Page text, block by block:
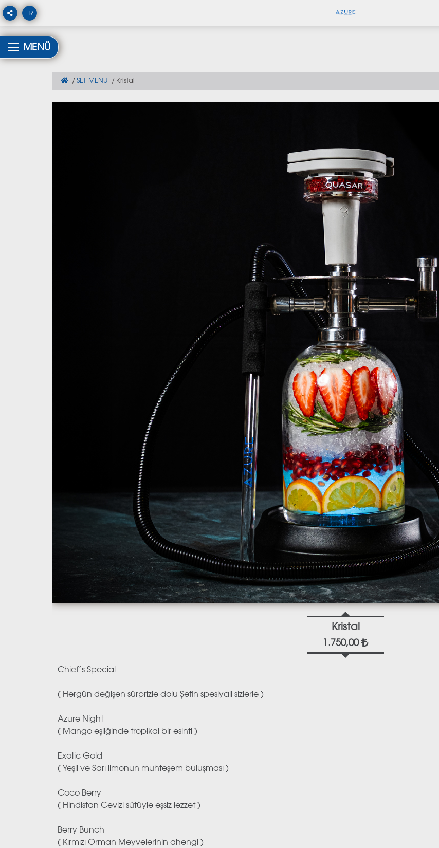
TR
MENÜ
SET MENU Kristal
Kristal
1.750,00
Chief’s Special
( Hergün değişen sürprizle dolu Şefin spesiyali sizlerle )
Azure Night
( Mango eşliğinde tropikal bir esinti )
Exotic Gold
( Yeşil ve Sarı limonun muhteşem buluşması )
Coco Berry
( Hindistan Cevizi sütüyle eşsiz lezzet )
Berry Bunch
( Kırmızı Orman Meyvelerinin ahengi )